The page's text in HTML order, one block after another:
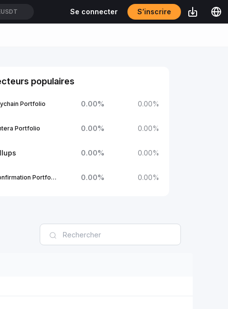
Se connecter S’inscrire
populaires
Portfolio 0.00% 0.00%
Portfolio 0.00% 0.00%
0.00% 0.00%
1Confirmation Portfolio 0.00% 0.00%